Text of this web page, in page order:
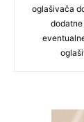
oglašivača